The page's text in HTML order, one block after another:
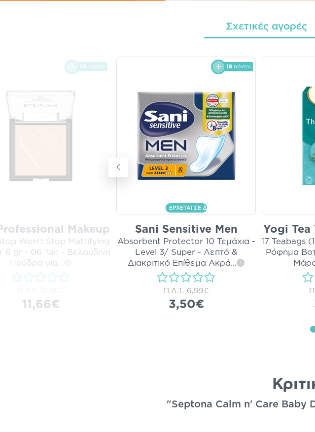
Σχετικές αγορές
58 πόντοι
Makeup
Won't Stop Mattifying
6 gr - 06 Tan - Βελούδινη
Πούδρα για
11,66€
18 πόντοι
ΕΡΧΕΤΑΙ ΣΕ ΔΙΑΚΡΙΤΙΚΗ ΣΥΣΚΕΥΑΣΙΑ
Sani Sensitive Men
Absorbent Protector 10 Τεμάχια -
Level 3/ Super - Λεπτό &
Διακριτικό Επίθεμα Ακρά... i
Π.Λ.Τ. 6,99€
3,50€
Yogi
17 Teabags
Ρόφημα
"Septona Calm n' Care Baby